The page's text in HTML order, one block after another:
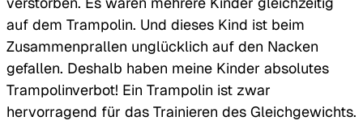
auf dem Trampolin. Und dieses Kind ist beim
Zusammenprallen unglücklich auf den Nacken
gefallen. Deshalb haben meine Kinder absolutes
Trampolinverbot! Ein Trampolin ist zwar
hervorragend für das Trainieren des Gleichgewichts.